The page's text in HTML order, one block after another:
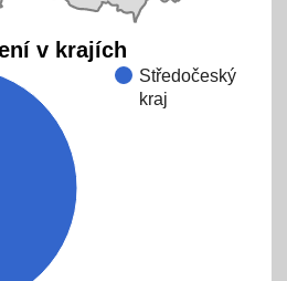
v krajích
Středočeský
kraj